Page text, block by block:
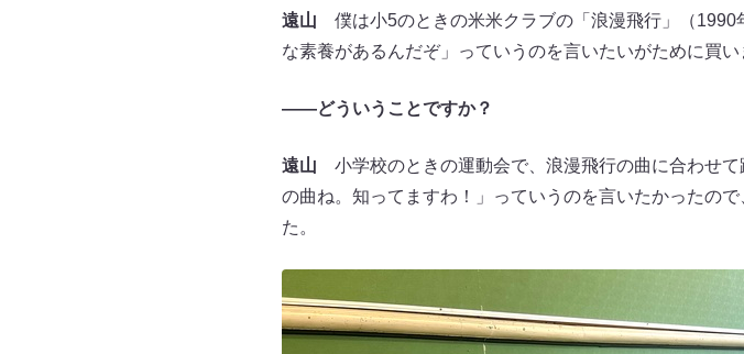
遠山 僕は小5のときの米米クラブの「浪漫飛行」（1990
な素養があるんだぞ」っていうのを言いたいがために買い
――どういうことですか？
遠山 小学校のときの運動会で、浪漫飛行の曲に合わせ
の曲ね。知ってますわ！」っていうのを言いたかったの
た。